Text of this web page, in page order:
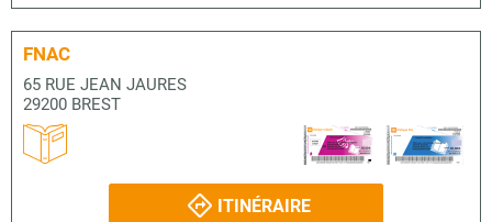
FNAC
65 RUE JEAN JAURES
29200 BREST
ITINÉRAIRE